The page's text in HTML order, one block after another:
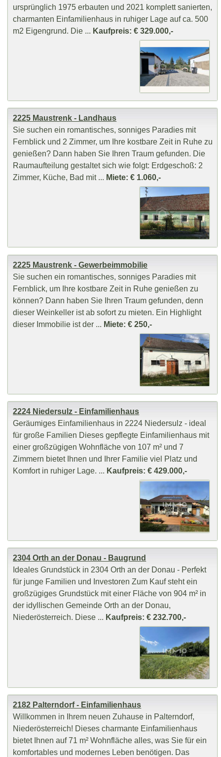
ursprünglich 1975 erbauten und 2021 komplett sanierten,
charmanten Einfamilienhaus in ruhiger Lage auf ca. 500
m2 Eigengrund. Die ... Kaufpreis: € 329.000,-
2225 Maustrenk - Landhaus
Sie suchen ein romantisches, sonniges Paradies mit
Fernblick und 2 Zimmer, um Ihre kostbare Zeit in Ruhe zu
genießen? Dann haben Sie Ihren Traum gefunden. Die
Raumaufteilung gestaltet sich wie folgt: Erdgeschoß: 2
Zimmer, Küche, Bad mit ... Miete: € 1.060,-
2225 Maustrenk - Gewerbeimmobilie
Sie suchen ein romantisches, sonniges Paradies mit
Fernblick, um Ihre kostbare Zeit in Ruhe genießen zu
können? Dann haben Sie Ihren Traum gefunden, denn
dieser Weinkeller ist ab sofort zu mieten. Ein Highlight
dieser Immobilie ist der ... Miete: € 250,-
2224 Niedersulz - Einfamilienhaus
Geräumiges Einfamilienhaus in 2224 Niedersulz - ideal
für große Familien Dieses gepflegte Einfamilienhaus mit
einer großzügigen Wohnfläche von 107 m² und 7
Zimmern bietet Ihnen und Ihrer Familie viel Platz und
Komfort in ruhiger Lage. ... Kaufpreis: € 429.000,-
2304 Orth an der Donau - Baugrund
Ideales Grundstück in 2304 Orth an der Donau - Perfekt
für junge Familien und Investoren Zum Kauf steht ein
großzügiges Grundstück mit einer Fläche von 904 m² in
der idyllischen Gemeinde Orth an der Donau,
Niederösterreich. Diese ... Kaufpreis: € 232.700,-
2182 Palterndorf - Einfamilienhaus
Willkommen in Ihrem neuen Zuhause in Palterndorf,
Niederösterreich! Dieses charmante Einfamilienhaus
bietet Ihnen auf 71 m² Wohnfläche alles, was Sie für ein
komfortables und modernes Leben benötigen. Das